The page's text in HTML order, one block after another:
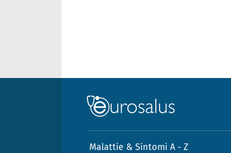
Malattie & Sintomi A - Z